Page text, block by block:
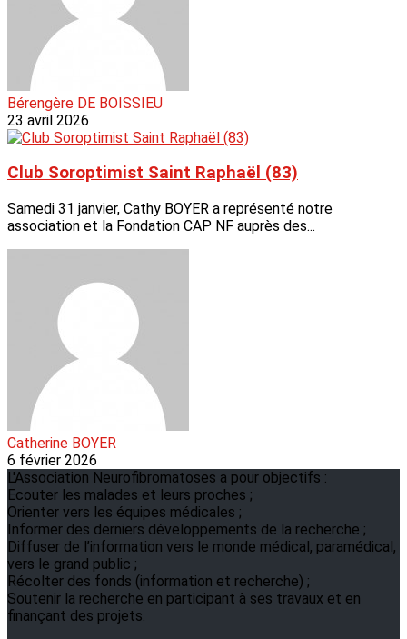
Bérengère DE BOISSIEU
23 avril 2026
Club Soroptimist Saint Raphaël (83)
Samedi 31 janvier, Cathy BOYER a représenté notre
association et la Fondation CAP NF auprès des...
Catherine BOYER
6 février 2026
L'Association Neurofibromatoses a pour objectifs :
Ecouter les malades et leurs proches ;
Orienter vers les équipes médicales ;
Informer des derniers développements de la recherche ;
Diffuser de l’information vers le monde médical, paramédical,
vers le grand public ;
Récolter des fonds (information et recherche) ;
Soutenir la recherche en participant à ses travaux et en
finançant des projets.